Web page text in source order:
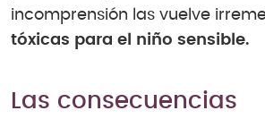
incomprensión las vuelve
tóxicas para el niño sensible.
Las consecuencias